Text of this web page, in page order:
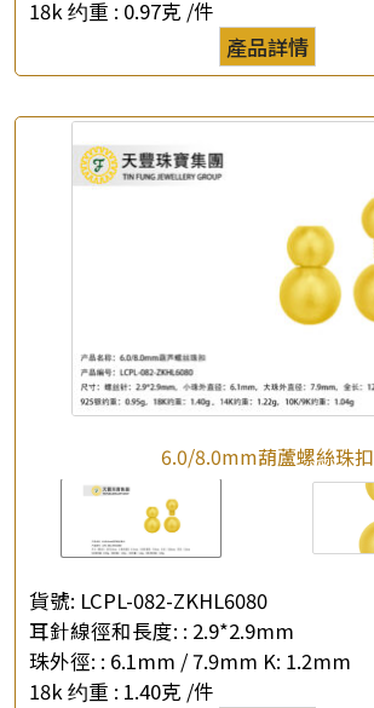
18k 约重 : 0.97克 /件
產品詳情
6.0/8.0mm葫蘆螺絲珠扣
貨號: LCPL-082-ZKHL6080
耳針線徑和長度: : 2.9*2.9mm
珠外徑: : 6.1mm / 7.9mm K: 1.2mm
18k 约重 : 1.40克 /件